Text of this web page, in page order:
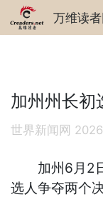
万维读
加州州长初
世界新闻网
加州6月2日
选人争夺两个